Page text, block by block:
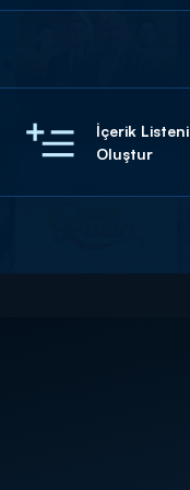
İçerik Listeni
Oluştur